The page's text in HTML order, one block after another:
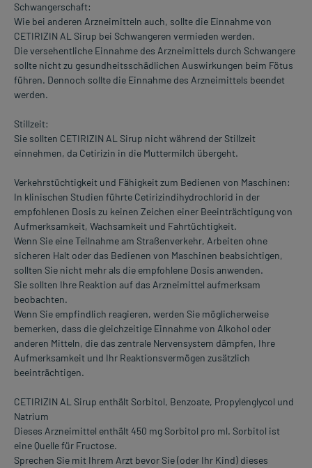
Schwangerschaft:
Wie bei anderen Arzneimitteln auch, sollte die Einnahme von
CETIRIZIN AL Sirup bei Schwangeren vermieden werden.
Die versehentliche Einnahme des Arzneimittels durch Schwangere
sollte nicht zu gesundheitsschädlichen Auswirkungen beim Fötus
führen. Dennoch sollte die Einnahme des Arzneimittels beendet
werden.
Stillzeit:
Sie sollten CETIRIZIN AL Sirup nicht während der Stillzeit
einnehmen, da Cetirizin in die Muttermilch übergeht.
Verkehrstüchtigkeit und Fähigkeit zum Bedienen von Maschinen:
In klinischen Studien führte Cetirizindihydrochlorid in der
empfohlenen Dosis zu keinen Zeichen einer Beeinträchtigung von
Aufmerksamkeit, Wachsamkeit und Fahrtüchtigkeit.
Wenn Sie eine Teilnahme am Straßenverkehr, Arbeiten ohne
sicheren Halt oder das Bedienen von Maschinen beabsichtigen,
sollten Sie nicht mehr als die empfohlene Dosis anwenden.
Sie sollten Ihre Reaktion auf das Arzneimittel aufmerksam
beobachten.
Wenn Sie empfindlich reagieren, werden Sie möglicherweise
bemerken, dass die gleichzeitige Einnahme von Alkohol oder
anderen Mitteln, die das zentrale Nervensystem dämpfen, Ihre
Aufmerksamkeit und Ihr Reaktionsvermögen zusätzlich
beeinträchtigen.
CETIRIZIN AL Sirup enthält Sorbitol, Benzoate, Propylenglycol und
Natrium
Dieses Arzneimittel enthält 450 mg Sorbitol pro ml. Sorbitol ist
eine Quelle für Fructose.
Sprechen Sie mit Ihrem Arzt bevor Sie (oder Ihr Kind) dieses